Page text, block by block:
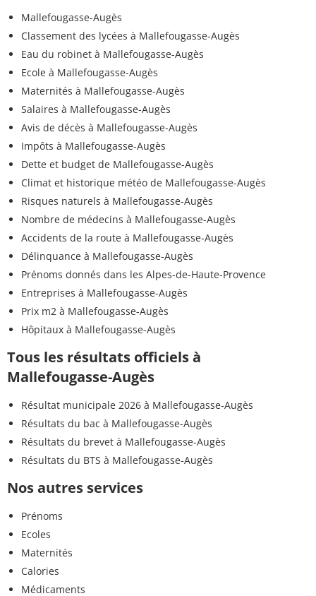
Mallefougasse-Augès
Classement des lycées à Mallefougasse-Augès
Eau du robinet à Mallefougasse-Augès
Ecole à Mallefougasse-Augès
Maternités à Mallefougasse-Augès
Salaires à Mallefougasse-Augès
Avis de décès à Mallefougasse-Augès
Impôts à Mallefougasse-Augès
Dette et budget de Mallefougasse-Augès
Climat et historique météo de Mallefougasse-Augès
Risques naturels à Mallefougasse-Augès
Nombre de médecins à Mallefougasse-Augès
Accidents de la route à Mallefougasse-Augès
Délinquance à Mallefougasse-Augès
Prénoms donnés dans les Alpes-de-Haute-Provence
Entreprises à Mallefougasse-Augès
Prix m2 à Mallefougasse-Augès
Hôpitaux à Mallefougasse-Augès
Tous les résultats officiels à
Mallefougasse-Augès
Résultat municipale 2026 à Mallefougasse-Augès
Résultats du bac à Mallefougasse-Augès
Résultats du brevet à Mallefougasse-Augès
Résultats du BTS à Mallefougasse-Augès
Nos autres services
Prénoms
Ecoles
Maternités
Calories
Médicaments